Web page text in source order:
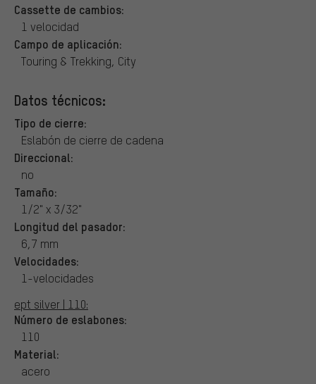
Cassette de cambios:
1 velocidad
Campo de aplicación:
Touring & Trekking, City
Datos técnicos:
Tipo de cierre:
Eslabón de cierre de cadena
Direccional:
no
Tamaño:
1/2" x 3/32"
Longitud del pasador:
6,7 mm
Velocidades:
1-velocidades
ept silver | 110:
Número de eslabones:
110
Material:
acero